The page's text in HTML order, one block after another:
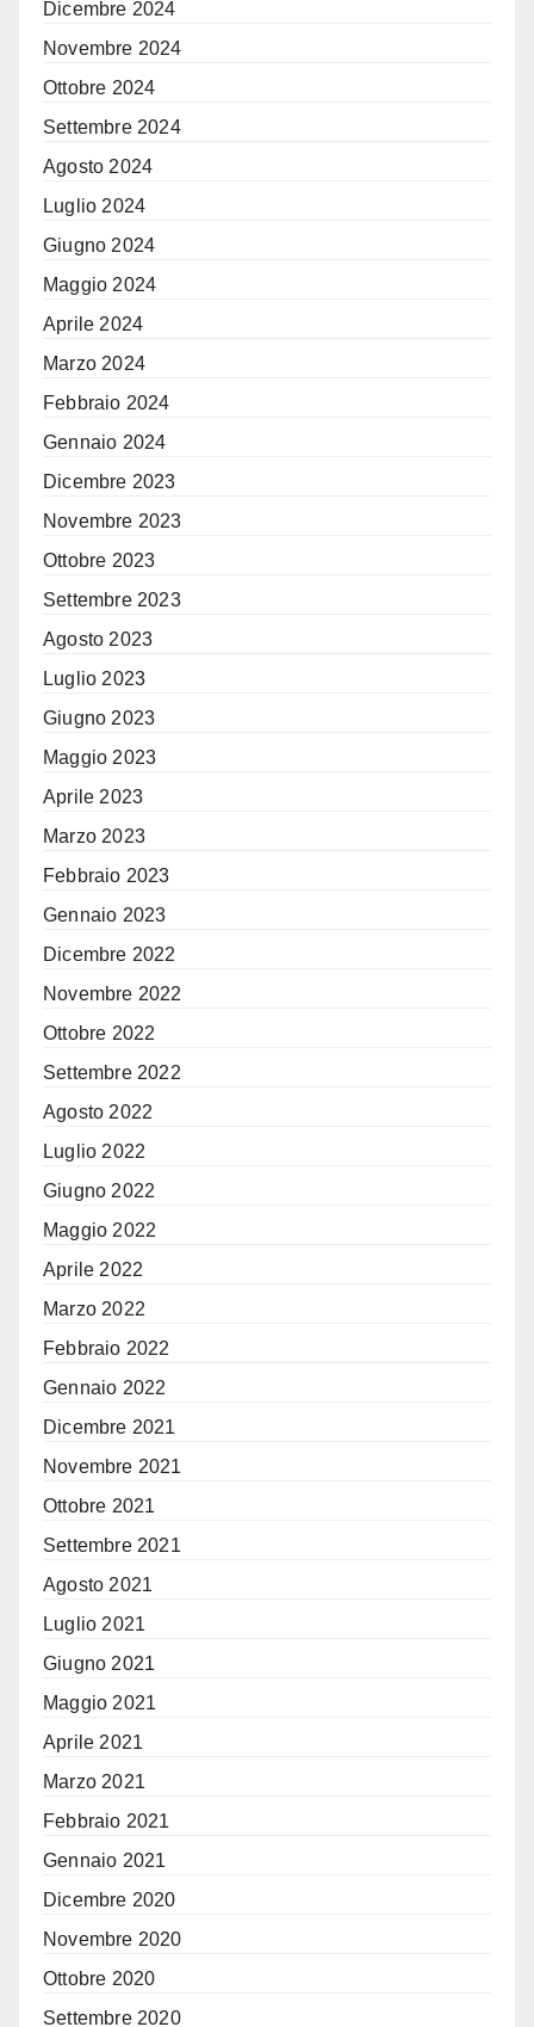
Dicembre 2024
Novembre 2024
Ottobre 2024
Settembre 2024
Agosto 2024
Luglio 2024
Giugno 2024
Maggio 2024
Aprile 2024
Marzo 2024
Febbraio 2024
Gennaio 2024
Dicembre 2023
Novembre 2023
Ottobre 2023
Settembre 2023
Agosto 2023
Luglio 2023
Giugno 2023
Maggio 2023
Aprile 2023
Marzo 2023
Febbraio 2023
Gennaio 2023
Dicembre 2022
Novembre 2022
Ottobre 2022
Settembre 2022
Agosto 2022
Luglio 2022
Giugno 2022
Maggio 2022
Aprile 2022
Marzo 2022
Febbraio 2022
Gennaio 2022
Dicembre 2021
Novembre 2021
Ottobre 2021
Settembre 2021
Agosto 2021
Luglio 2021
Giugno 2021
Maggio 2021
Aprile 2021
Marzo 2021
Febbraio 2021
Gennaio 2021
Dicembre 2020
Novembre 2020
Ottobre 2020
Settembre 2020